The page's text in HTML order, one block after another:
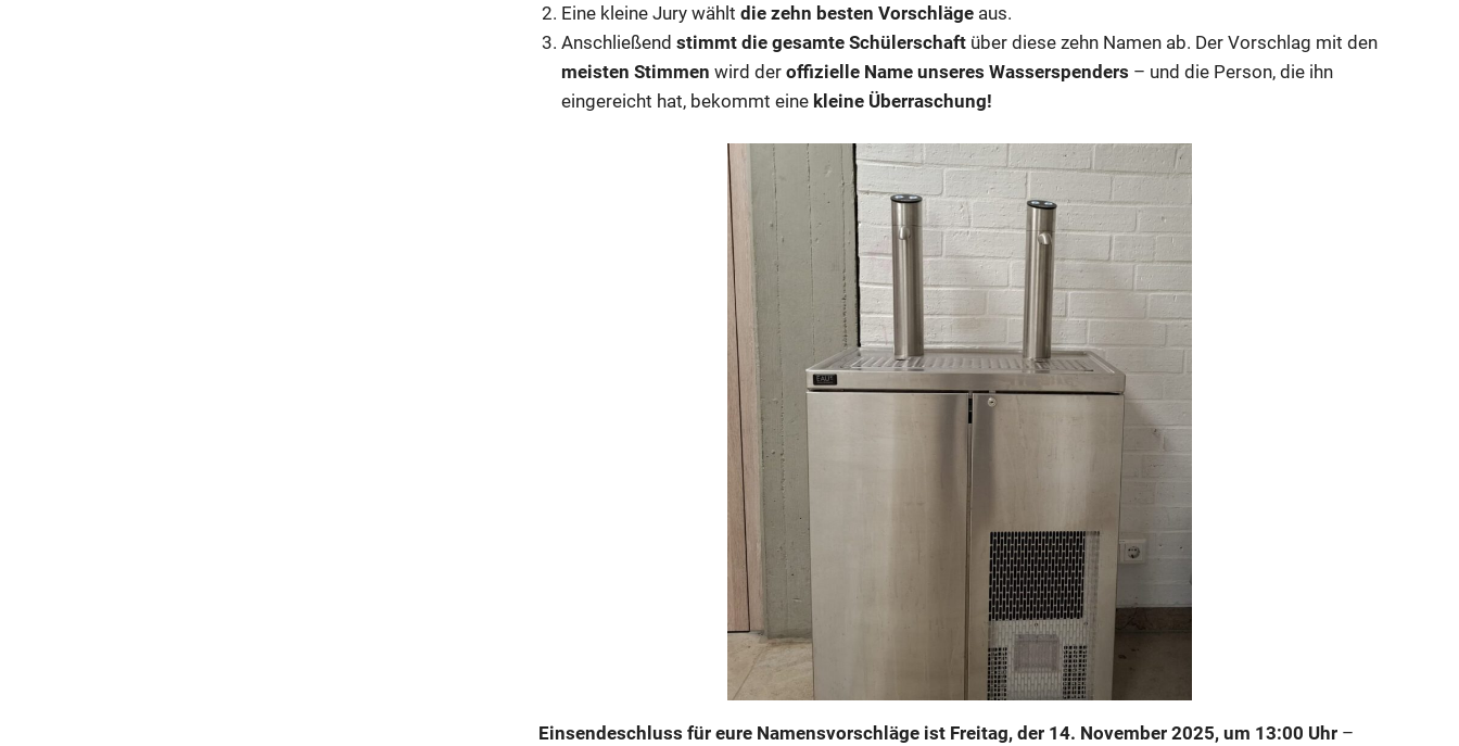
Eine kleine Jury wähltdie zehn besten Vorschläge aus.
Anschließendstimmt die gesamte Schülerschaft über diese zehn Namen ab. Der Vorschlag mit den
meisten Stimmen wird deroffizielle Name unseres Wasserspenders – und die Person, die ihn
eingereicht hat, bekommt eine kleine Überraschung!
Einsendeschluss für eure Namensvorschläge ist Freitag, der 14. November 2025, um 13:00 Uhr –